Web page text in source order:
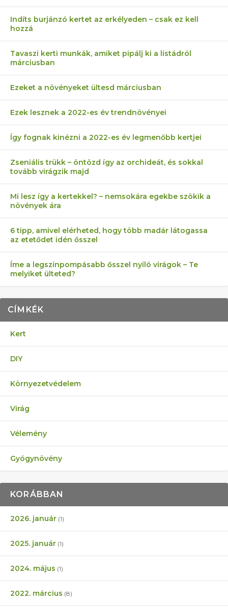
Indíts burjánzó kertet az erkélyeden – csak ez kell
hozzá
Tavaszi kerti munkák, amiket pipálj ki a listádról
márciusban
Ezeket a növényeket ültesd márciusban
Ezek lesznek a 2022-es év trendnövényei
Így fognak kinézni a 2022-es év legmenőbb kertjei
Zseniális trükk – öntözd így az orchideát, és sokkal
tovább virágzik majd
Mi lesz így a kertekkel? – nemsokára egekbe szökik a
növények ára
6 tipp, amivel elérheted, hogy több madár látogassa
az etetődet idén ősszel
Íme a legszínpompásabb ősszel nyíló virágok – Te
melyiket ülteted?
CÍMKÉK
Kert
DIY
Környezetvédelem
Virág
Vélemény
Gyógynövény
KORÁBBAN
2026. január (1)
2025. január (1)
2024. május (1)
2022. március (8)